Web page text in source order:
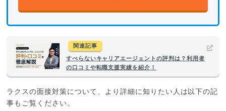
関連記事
すべらないキャリアエージェントの評判は？利用者
の口コミや転職支援実績を紹介！
ラクスの面接対策について、より詳細に知りたい人は以下の記
事もご覧ください。